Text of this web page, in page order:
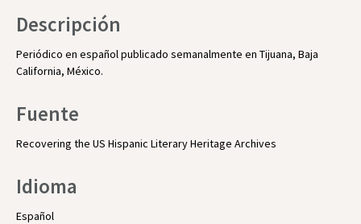
Descripción
Periódico en español publicado semanalmente en Tijuana, Baja
California, México.
Fuente
Recovering the US Hispanic Literary Heritage Archives
Idioma
Español